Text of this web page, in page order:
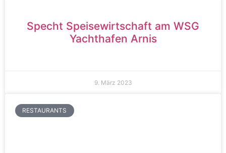
Specht Speisewirtschaft am WSG
Yachthafen Arnis
9. März 2023
RESTAURANTS